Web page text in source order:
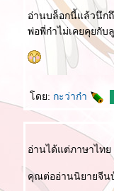
อ่านบล็อกนี้แล้วนึก
พ่อพี่ก๋าไม่เคยคุยกับ
ดย: กะว่าก๋า
อ่านได้แต่ภาษาไท
คุณต่ออ่านนิยายจีน